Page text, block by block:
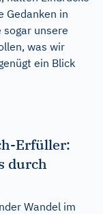
Gedanken in
unsere
was wir
ein Blick
Erfüller:
durch
Wandel im